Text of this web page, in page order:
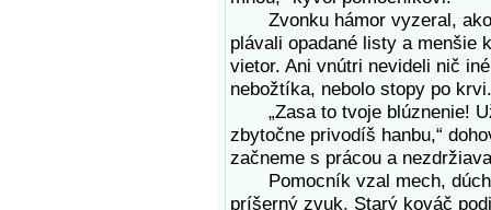
Zvonku hámor vyzeral,
plávali opadané listy a menšie
vietor. Ani vnútri nevideli nič
nebožtíka, nebolo stopy po krvi.
„Zasa to tvoje blúznenie!
zbytočne privodíš hanbu,“
začneme s prácou a
Pomocník vzal mech,
príšerný zvuk. Starý kováč